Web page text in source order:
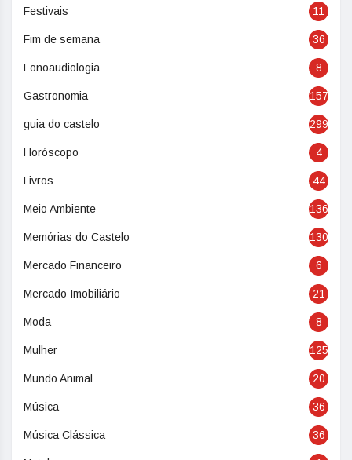
Festivais 11
Fim de semana 36
Fonoaudiologia 8
Gastronomia 157
guia do castelo 299
Horóscopo 4
Livros 44
Meio Ambiente 136
Memórias do Castelo 130
Mercado Financeiro 6
Mercado Imobiliário 21
Moda 8
Mulher 125
Mundo Animal 20
Música 36
Música Clássica 36